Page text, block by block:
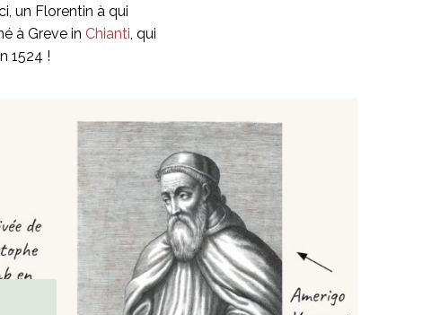
un Florentin à qui
à Greve in Chianti, qui
1524 !